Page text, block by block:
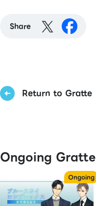
Share
Return to Gratte
Ongoing Gratte